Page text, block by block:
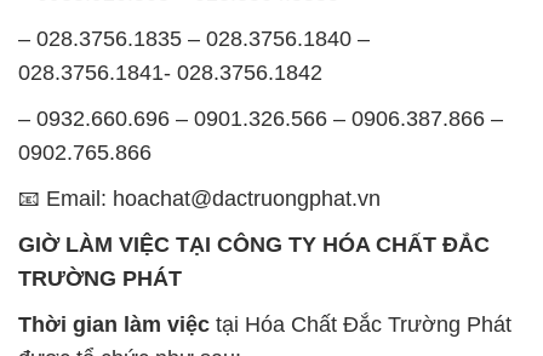
– 028.3756.1835 – 028.3756.1840 –
028.3756.1841- 028.3756.1842
– 0932.660.696 – 0901.326.566 – 0906.387.866 –
0902.765.866
📧 Email: hoachat@dactruongphat.vn
GIỜ LÀM VIỆC TẠI CÔNG TY HÓA CHẤT ĐẮC
TRƯỜNG PHÁT
Thời gian làm việc tại Hóa Chất Đắc Trường Phát